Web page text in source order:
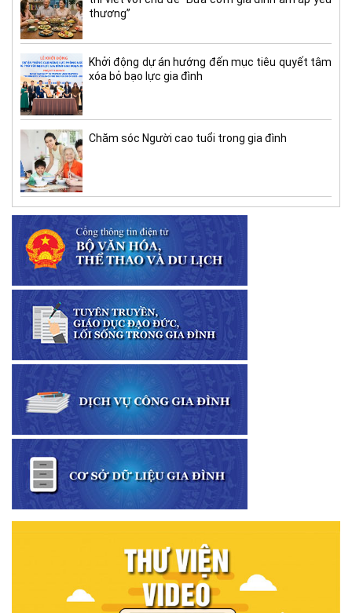
thương”
Khởi động dự án hướng đến mục tiêu quyết tâm
xóa bỏ bạo lực gia đình
Chăm sóc Người cao tuổi trong gia đình